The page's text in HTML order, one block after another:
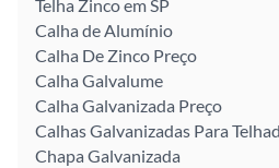
Telha Zinco em SP
Calha de Alumínio
Calha De Zinco Preço
Calha Galvalume
Calha Galvanizada Preço
Calhas Galvanizadas Para
Chapa Galvanizada